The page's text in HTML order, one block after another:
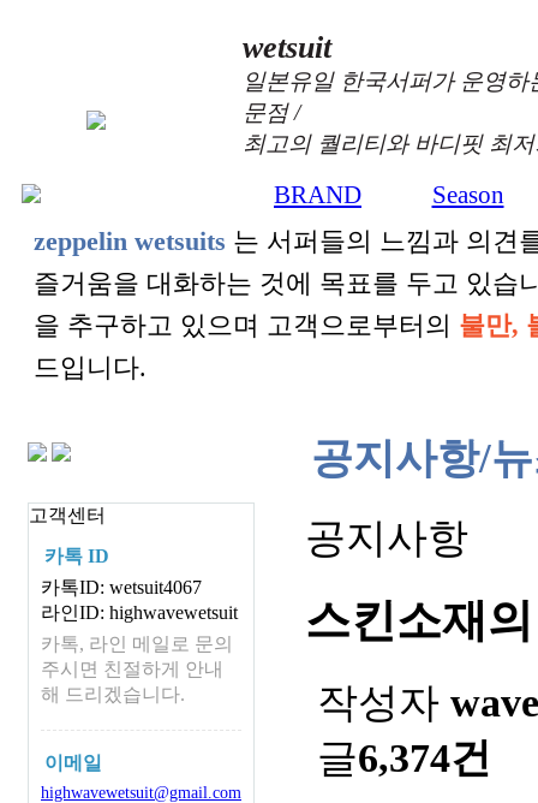
wetsuit
일본유일 한국서퍼가 운영
문점 /
최고의 퀄리티와 바디핏 최
BRAND Season
zeppelin wetsuits 는 서퍼들의 느낌과 의견
즐거움을 대화하는 것에 목표를 두고 있
을 추구하고 있으며 고객으로부터의 불만,
드입니다.
고객센터
카톡 ID
카톡ID: wetsuit4067
라인ID: highwavewetsuit
카톡, 라인 메일로 문의
주시면 친절하게 안내
해 드리겠습니다.
이메일
highwavewetsuit@gmail.com
공지사항/
공지사항
스킨소재
작성자 wave
글6,374건